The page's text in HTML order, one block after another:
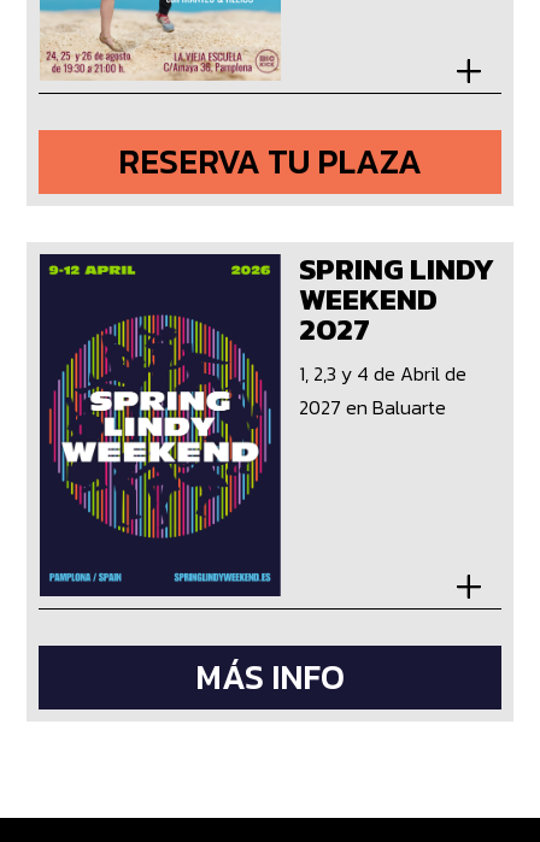
RESERVA TU PLAZA
SPRING LINDY
WEEKEND
2027
1, 2,3 y 4 de Abril de
2027 en Baluarte
MÁS INFO